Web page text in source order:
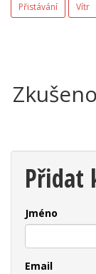
Přistávání Vítr
Přidat
Jméno
Email